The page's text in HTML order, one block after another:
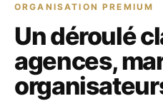
ORGANISATION PREMIUM
Un déroulé
agences,